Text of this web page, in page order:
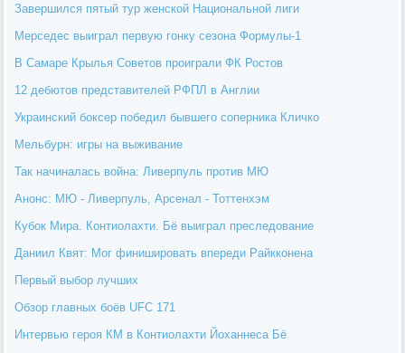
Завершился пятый тур женской Национальной лиги
Мерседес выиграл первую гонку сезона Формулы-1
В Самаре Крылья Советов проиграли ФК Ростов
12 дебютов представителей РФПЛ в Англии
Украинский боксер победил бывшего соперника Кличко
Мельбурн: игры на выживание
Так начиналась война: Ливерпуль против МЮ
Анонс: МЮ - Ливерпуль, Арсенал - Тоттенхэм
Кубок Мира. Контиолахти. Бё выиграл преследование
Даниил Квят: Мог финишировать впереди Райкконена
Первый выбор лучших
Обзор главных боёв UFC 171
Интервью героя КМ в Контиолахти Йоханнеса Бё